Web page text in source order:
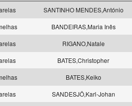
SANTINHO MENDES,António
BANDEIRAS,Maria Inês
RIGANO,Natale
BATES,Christopher
BATES,Keiko
SANDESJÖ,Karl-Johan